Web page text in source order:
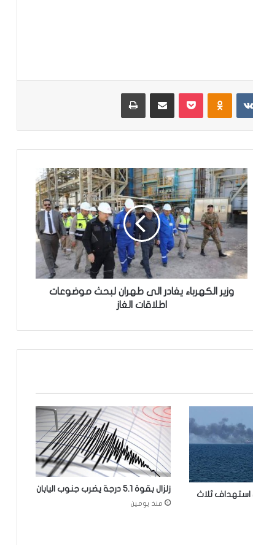
‏VKontakte
و
ز
ي
ر
ا
ك
ه
ر
ي
ا
ل
ط
ه
ر
ا
ن
ل
وزير الكهرباء يغادر الى طهران لبحث موضوعات
اطلاقات الغاز
استهداف ثلاث
زلزال بقوة 5.1 درجة يضرب جنوب اليابان
منذ يومين